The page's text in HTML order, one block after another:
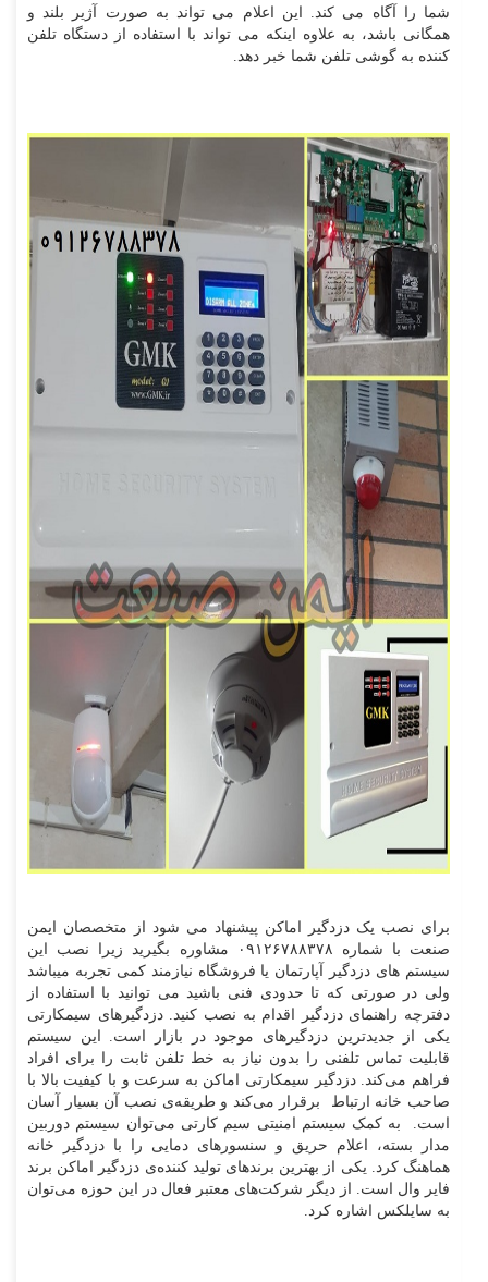
شما را آگاه می کند. این اعلام می تواند به صورت آژیر بلند و
همگانی باشد، به علاوه اینکه می تواند با استفاده از دستگاه تلفن
کننده به گوشی تلفن شما خبر دهد.
برای نصب یک دزدگیر اماکن پیشنهاد می شود از متخصصان ایمن
صنعت با شماره ۰۹۱۲۶۷۸۸۳۷۸ مشاوره بگیرید زیرا نصب این
سیستم های دزدگیر آپارتمان یا فروشگاه نیازمند کمی تجربه میباشد
ولی در صورتی که تا حدودی فنی باشید می توانید با استفاده از
دفترچه راهنمای دزدگیر اقدام به نصب کنید. دزدگیرهای سیمکارتی
یکی از جدیدترین دزدگیرهای موجود در بازار است. این سیستم
قابلیت تماس تلفنی را بدون نیاز به خط تلفن ثابت را برای افراد
فراهم می‌کند. دزدگیر سیمکارتی اماکن به سرعت و با کیفیت بالا با
صاحب خانه ارتباط برقرار می‌کند و طریقه‌ی نصب آن بسیار آسان
است. به کمک سیستم امنیتی سیم کارتی می‌توان سیستم دوربین
مدار بسته، اعلام حریق و سنسورهای دمایی را با دزدگیر خانه
هماهنگ کرد. یکی از بهترین برندهای تولید کننده‌ی دزدگیر اماکن برند
فایر وال است. از دیگر شرکت‌های معتبر فعال در این حوزه می‌توان
به سایلکس اشاره کرد.